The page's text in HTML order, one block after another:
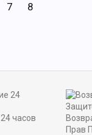
7
8
часов
Прав